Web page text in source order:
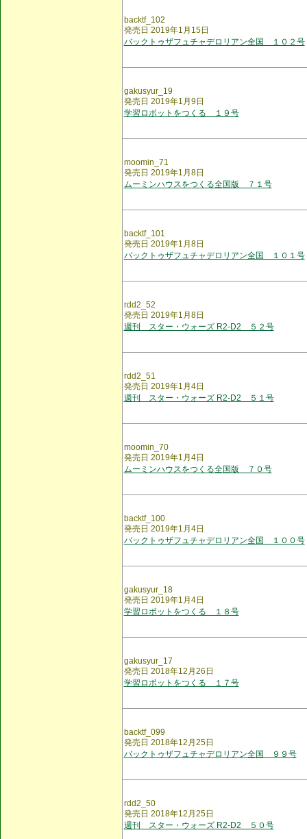
backtf_102
発売日 2019年1月15日
バックトゥザフュチャデロリアン全国 １０２号
gakusyur_19
発売日 2019年1月9日
学習ロボットをつくる １９号
moomin_71
発売日 2019年1月8日
ムーミンハウスをつくる全国版 ７１号
backtf_101
発売日 2019年1月8日
バックトゥザフュチャデロリアン全国 １０１号
rdd2_52
発売日 2019年1月8日
週刊 スター・ウォーズ R2-D2 ５２号
rdd2_51
発売日 2019年1月4日
週刊 スター・ウォーズ R2-D2 ５１号
moomin_70
発売日 2019年1月4日
ムーミンハウスをつくる全国版 ７０号
backtf_100
発売日 2019年1月4日
バックトゥザフュチャデロリアン全国 １００号
gakusyur_18
発売日 2019年1月4日
学習ロボットをつくる １８号
gakusyur_17
発売日 2018年12月26日
学習ロボットをつくる １７号
backtf_099
発売日 2018年12月25日
バックトゥザフュチャデロリアン全国 ９９号
rdd2_50
発売日 2018年12月25日
週刊 スター・ウォーズ R2-D2 ５０号